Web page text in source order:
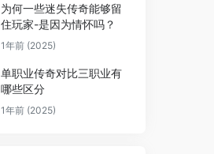
为何一些迷失传奇能够留
住玩家-是因为情怀吗？
1年前 (2025)
单职业传奇对比三职业有
哪些区分
1年前 (2025)